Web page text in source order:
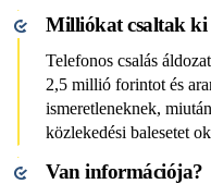
Milliókat csaltak ki
Telefonos csalás
2,5 millió forintot és
ismeretleneknek,
közlekedési balesetet
Van információja?